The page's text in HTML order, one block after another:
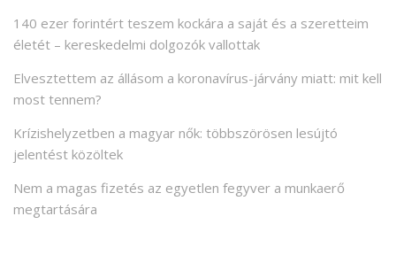
140 ezer forintért teszem kockára a saját és a szeretteim
életét – kereskedelmi dolgozók vallottak
Elvesztettem az állásom a koronavírus-járvány miatt: mit kell
most tennem?
Krízishelyzetben a magyar nők: többszörösen lesújtó
jelentést közöltek
Nem a magas fizetés az egyetlen fegyver a munkaerő
megtartására